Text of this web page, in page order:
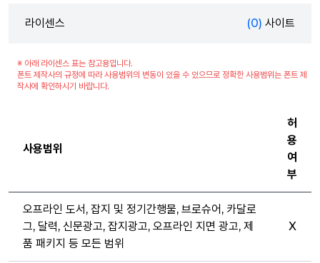
라이센스 (0) 사이트
※ 아래 라이센스 표는 참고용입니다.
폰트 제작사의 규정에 따라 사용범위의 변동이 있을 수 있으므로 정확한 사용범위는 폰트 제
작사에 확인하시기 바랍니다.
사용범위
허
용
여
부
오프라인 도서, 잡지 및 정기간행물, 브로슈어, 카달로
그, 달력, 신문광고, 잡지광고, 오프라인 지면 광고, 제
품 패키지 등 모든 범위
X